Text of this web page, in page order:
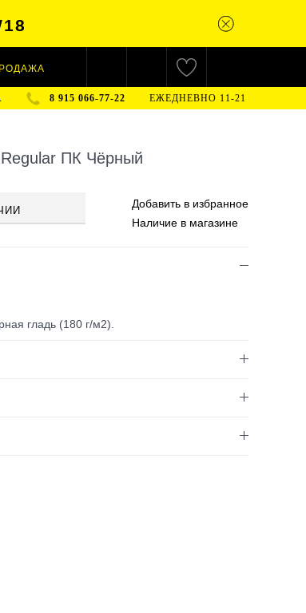
8 915 066-77-22 ЕЖЕДНЕВНО 11-21
ПК Чёрный
Добавить в избранное
Наличие в магазине
гладь (180 г/м2).